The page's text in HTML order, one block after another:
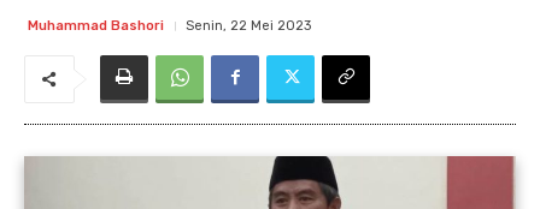
Muhammad Bashori Senin, 22 Mei 2023